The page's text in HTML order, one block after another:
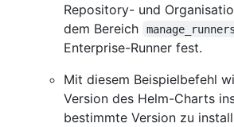
Repository- und
dem Bereich
Enterprise-Runner fest.
Mit diesem Beispielbefehl
Version des Helm-Charts
bestimmte Version zu